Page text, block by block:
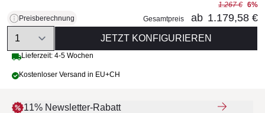
Preisberechnung
1.267 € 6%
Gesamtpreis
ab 1.179,58 €
Quantity
JETZT KONFIGURIEREN
Lieferzeit: 4-5 Wochen
Kostenloser Versand in EU+CH
11% Newsletter-Rabatt